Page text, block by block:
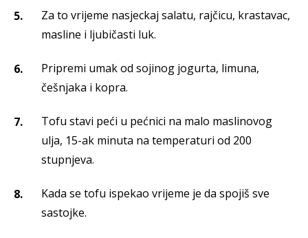
Za to vrijeme nasjeckaj salatu, rajčicu, krastavac,
masline i ljubičasti luk.
Pripremi umak od sojinog jogurta, limuna,
češnjaka i kopra.
Tofu stavi peći u pećnici na malo maslinovog
ulja, 15-ak minuta na temperaturi od 200
stupnjeva.
Kada se tofu ispekao vrijeme je da spojiš sve
sastojke.